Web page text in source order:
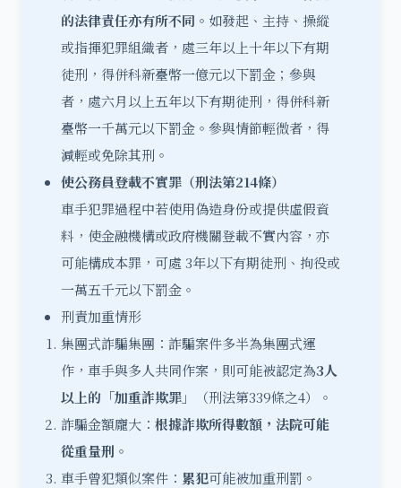
的法律責任亦有所不同。 如發起、主持、操縱
或指揮犯罪組織者，處三年以上十年以下有期
徒刑，得併科新臺幣一億元以下罰金；參與
者，處六月以上五年以下有期徒刑，得併科新
臺幣一千萬元以下罰金。參與情節輕微者，得
減輕或免除其刑。
使公務員登載不實罪（刑法第214條）
車手犯罪過程中若使用偽造身份或提供虛假資
料，使金融機構或政府機關登載不實內容，亦
可能構成本罪，可處 3年以下有期徒刑、拘役或
一萬五千元以下罰金。
刑責加重情形
集團式詐騙集團：詐騙案件多半為集團式運
作，車手與多人共同作案，則可能被認定為3人
以上的「加重詐欺罪」
（刑法第339條之4）。
詐騙金額龐大： 根據詐欺所得數額，法院可能
從重量刑 。
車手曾犯類似案件： 累犯可能被加重刑罰。